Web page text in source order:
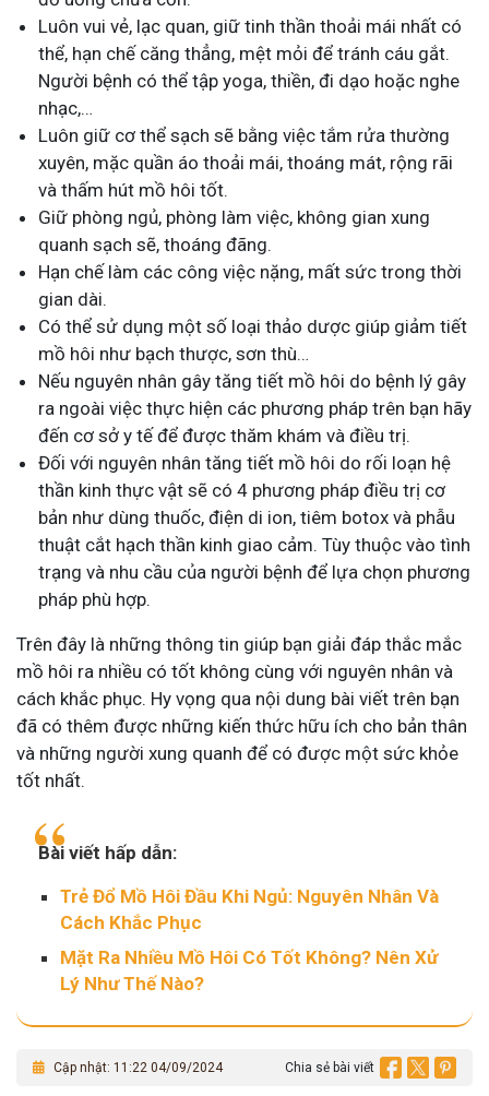
Luôn vui vẻ, lạc quan, giữ tinh thần thoải mái nhất có
thể, hạn chế căng thẳng, mệt mỏi để tránh cáu gắt.
Người bệnh có thể tập yoga, thiền, đi dạo hoặc nghe
nhạc,…
Luôn giữ cơ thể sạch sẽ bằng việc tắm rửa thường
xuyên, mặc quần áo thoải mái, thoáng mát, rộng rãi
và thấm hút mồ hôi tốt.
Giữ phòng ngủ, phòng làm việc, không gian xung
quanh sạch sẽ, thoáng đãng.
Hạn chế làm các công việc nặng, mất sức trong thời
gian dài.
Có thể sử dụng một số loại thảo dược giúp giảm tiết
mồ hôi như bạch thược, sơn thù…
Nếu nguyên nhân gây tăng tiết mồ hôi do bệnh lý gây
ra ngoài việc thực hiện các phương pháp trên bạn hãy
đến cơ sở y tế để được thăm khám và điều trị.
Đối với nguyên nhân tăng tiết mồ hôi do rối loạn hệ
thần kinh thực vật sẽ có 4 phương pháp điều trị cơ
bản như dùng thuốc, điện di ion, tiêm botox và phẫu
thuật cắt hạch thần kinh giao cảm. Tùy thuộc vào tình
trạng và nhu cầu của người bệnh để lựa chọn phương
pháp phù hợp.
Trên đây là những thông tin giúp bạn giải đáp thắc mắc
mồ hôi ra nhiều có tốt không cùng với nguyên nhân và
cách khắc phục. Hy vọng qua nội dung bài viết trên bạn
đã có thêm được những kiến thức hữu ích cho bản thân
và những người xung quanh để có được một sức khỏe
tốt nhất.
Bài viết hấp dẫn:
Trẻ Đổ Mồ Hôi Đầu Khi Ngủ: Nguyên Nhân Và
Cách Khắc Phục
Mặt Ra Nhiều Mồ Hôi Có Tốt Không? Nên Xử
Lý Như Thế Nào?
Cập nhật: 11:22 04/09/2024 Chia sẻ bài viết